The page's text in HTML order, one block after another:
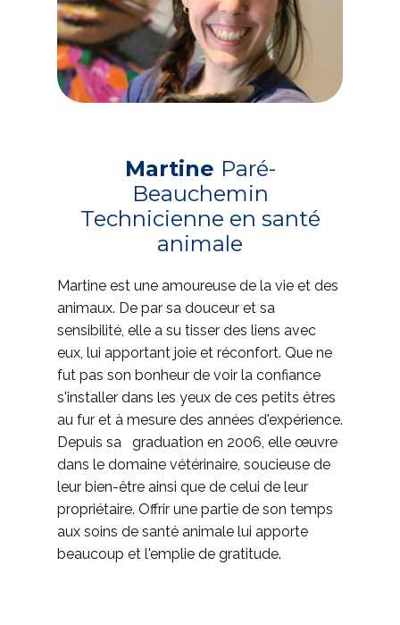
Martine Paré-
Beauchemin
Technicienne en santé
animale
Martine est une amoureuse de la vie et des
animaux. De par sa douceur et sa
sensibilité, elle a su tisser des liens avec
eux, lui apportant joie et réconfort. Que ne
fut pas son bonheur de voir la confiance
s'installer dans les yeux de ces petits êtres
au fur et à mesure des années d'expérience.
Depuis sa graduation en 2006, elle œuvre
dans le domaine vétérinaire, soucieuse de
leur bien-être ainsi que de celui de leur
propriétaire. Offrir une partie de son temps
aux soins de santé animale lui apporte
beaucoup et l'emplie de gratitude.